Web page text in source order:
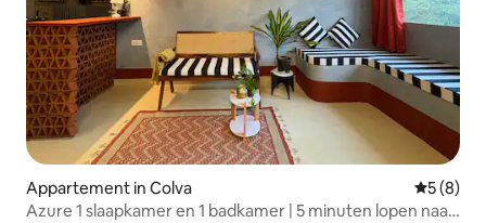
Appartement in Colva
5 (8)
Azure 1 slaapkamer en 1 badkamer | 5 minuten lopen naar